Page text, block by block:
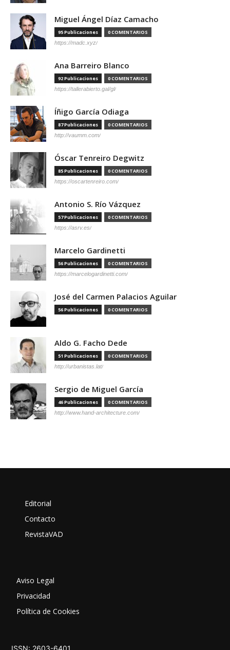
Miguel Ángel Díaz Camacho
95 Publicaciones 0 COMENTARIOS
https://madc.xyz/
Ana Barreiro Blanco
92 Publicaciones 0 COMENTARIOS
https://tallerabierto.gal/gl/
Íñigo García Odiaga
87 Publicaciones 0 COMENTARIOS
http://vaumm.com/
Óscar Tenreiro Degwitz
85 Publicaciones 0 COMENTARIOS
https://oscartenreiro.com/
Antonio S. Río Vázquez
57 Publicaciones 0 COMENTARIOS
https://asrv.es/
Marcelo Gardinetti
56 Publicaciones 0 COMENTARIOS
https://marcelogardinetti.com/
José del Carmen Palacios Aguilar
56 Publicaciones 0 COMENTARIOS
Aldo G. Facho Dede
51 Publicaciones 0 COMENTARIOS
http://urbanistas.lat/
Sergio de Miguel García
46 Publicaciones 0 COMENTARIOS
http://www.hand-architecture.com/
Editorial
Contacto
RevistaVAD
Aviso Legal
Privacidad
Política de Cookies
ISSN: 2603-6401